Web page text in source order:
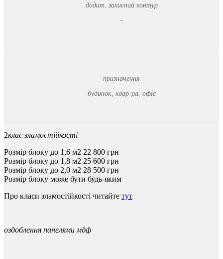
додат. захисний контур
-
призначення
будинок, квар-ра, офіс
2клас зламостійкості
Розмір блоку до 1,6 м2 22 800 грн
Розмір блоку до 1,8 м2 25 600 грн
Розмір блоку до 2,0 м2 28 500 грн
Розмір блоку може бути будь-яким
Про класи зламостійкості читайте тут
оздоблення панелями мдф